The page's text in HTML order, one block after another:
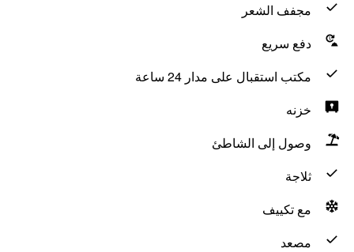
مجفف الشعر
دفع سريع
مكتب استقبال على مدار 24 ساعة
خزنه
وصول إلى الشاطئ
ثلاجة
مع تكييف
مصعد